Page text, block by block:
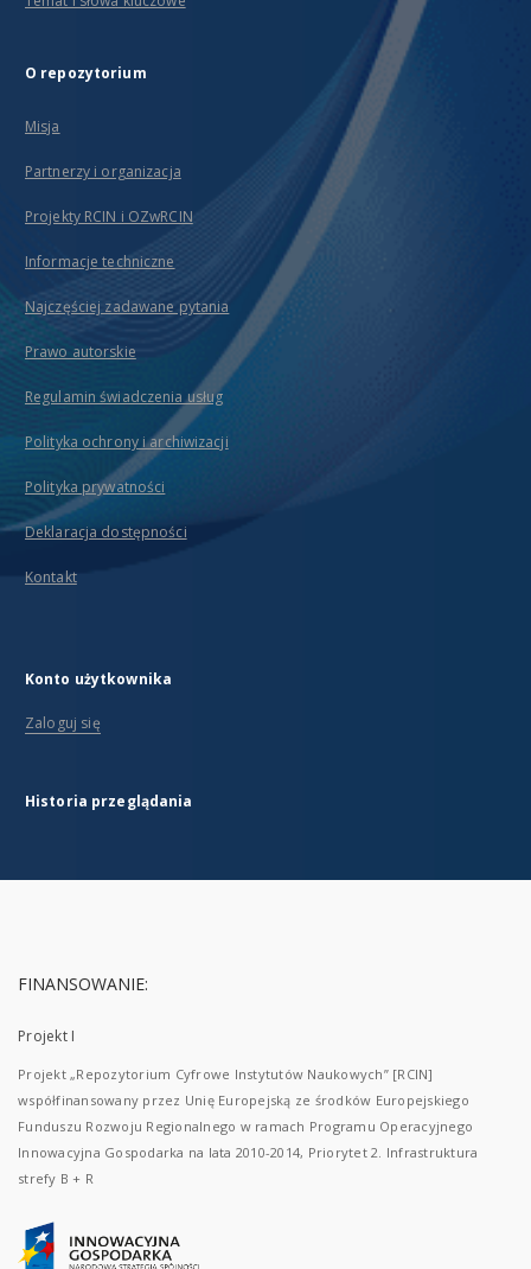
O repozytorium
Misja
Partnerzy i organizacja
Projekty RCIN i OZwRCIN
Informacje techniczne
Najczęściej zadawane pytania
Prawo autorskie
Regulamin świadczenia usług
Polityka ochrony i archiwizacji
Polityka prywatności
Deklaracja dostępności
Kontakt
Konto użytkownika
Zaloguj się
Historia przeglądania
FINANSOWANIE:
Projekt I
Projekt „Repozytorium Cyfrowe Instytutów Naukowych” [RCIN]
współfinansowany przez Unię Europejską ze środków Europejskiego
Funduszu Rozwoju Regionalnego w ramach Programu Operacyjnego
Innowacyjna Gospodarka na lata 2010-2014, Priorytet 2. Infrastruktura
strefy B + R